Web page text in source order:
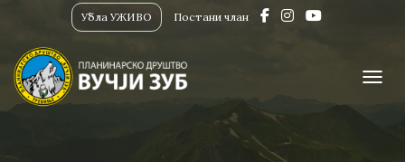
Убла УЖИВО Постани члан